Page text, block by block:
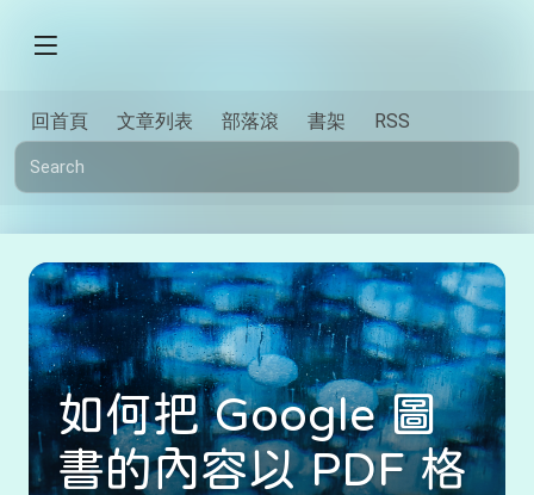
回首頁 文章列表 部落滾 書架 RSS
如何把 Google 圖
書的內容以 PDF 格